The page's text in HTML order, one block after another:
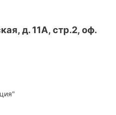
д. 11А, стр.2, оф.